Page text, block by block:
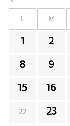
L M
1 2
8 9
15 16
22 23